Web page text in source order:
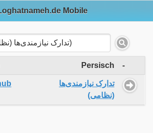
Mobile
Persisch -
تدارک نیازمندی‌ها
(نظامی)